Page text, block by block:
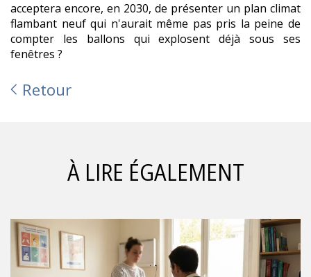
acceptera encore, en 2030, de présenter un plan climat
flambant neuf qui n'aurait même pas pris la peine de
compter les ballons qui explosent déjà sous ses
fenêtres ?
Retour
À LIRE ÉGALEMENT